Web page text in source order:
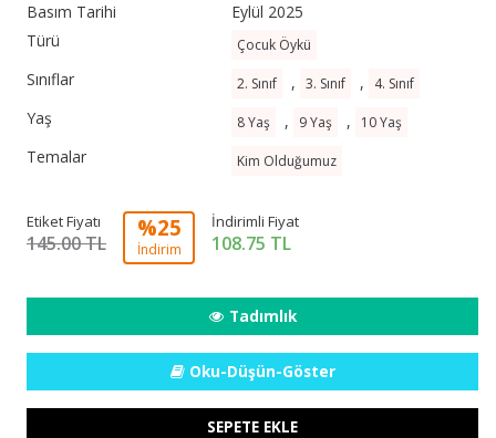
Basım Tarihi
Eylül 2025
Türü
Çocuk Öykü
Sınıflar 2. Sınıf , 3. Sınıf , 4. Sınıf
Yaş 8 Yaş , 9 Yaş , 10 Yaş
Temalar Kim Olduğumuz
Etiket Fiyatı
145.00 TL
%25
İndirim
İndirimli Fiyat
108.75 TL
Tadımlık
Oku-Düşün-Göster
SEPETE EKLE